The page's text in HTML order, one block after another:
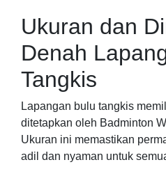
Ukuran dan
Denah
Tangkis
Lapangan bulu tangkis
ditetapkan oleh Badminton
Ukuran ini memastikan
adil dan nyaman untuk